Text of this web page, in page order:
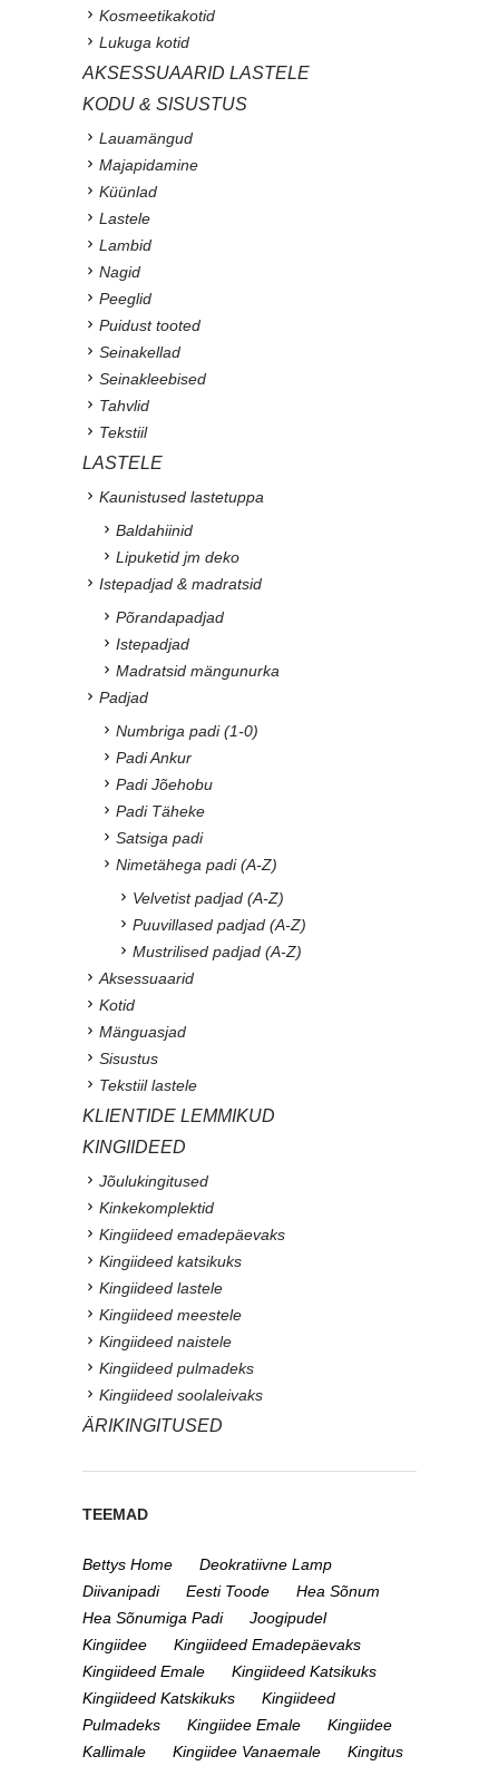
Kosmeetikakotid
Lukuga kotid
AKSESSUAARID LASTELE
KODU & SISUSTUS
Lauamängud
Majapidamine
Küünlad
Lastele
Lambid
Nagid
Peeglid
Puidust tooted
Seinakellad
Seinakleebised
Tahvlid
Tekstiil
LASTELE
Kaunistused lastetuppa
Baldahiinid
Lipuketid jm deko
Istepadjad & madratsid
Põrandapadjad
Istepadjad
Madratsid mängunurka
Padjad
Numbriga padi (1-0)
Padi Ankur
Padi Jõehobu
Padi Täheke
Satsiga padi
Nimetähega padi (A-Z)
Velvetist padjad (A-Z)
Puuvillased padjad (A-Z)
Mustrilised padjad (A-Z)
Aksessuaarid
Kotid
Mänguasjad
Sisustus
Tekstiil lastele
KLIENTIDE LEMMIKUD
KINGIIDEED
Jõulukingitused
Kinkekomplektid
Kingiideed emadepäevaks
Kingiideed katsikuks
Kingiideed lastele
Kingiideed meestele
Kingiideed naistele
Kingiideed pulmadeks
Kingiideed soolaleivaks
ÄRIKINGITUSED
TEEMAD
Bettys Home
Deokratiivne Lamp
Diivanipadi
Eesti Toode
Hea Sõnum
Hea Sõnumiga Padi
Joogipudel
Kingiidee
Kingiideed Emadepäevaks
Kingiideed Emale
Kingiideed Katsikuks
Kingiideed Katskikuks
Kingiideed
Pulmadeks
Kingiidee Emale
Kingiidee
Kallimale
Kingiidee Vanaemale
Kingitus